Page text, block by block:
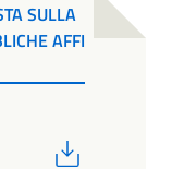
SULLA
AFFI